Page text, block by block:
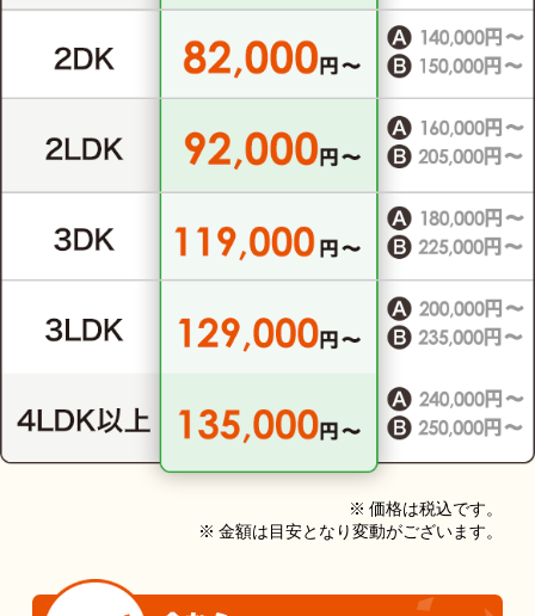
※ 価格は税込です。
※ 金額は目安となり変動がございます。